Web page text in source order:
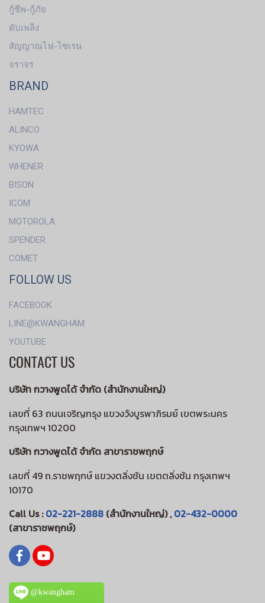
กู้ชีพ-กู้ภัย
ดับเพลิง
สัญญาณไฟ-ไซเรน
จราจร
BRAND
HAMTEC
ALINCO
KYOWA
WHENER
BISON
ICOM
MOTOROLA
SPENDER
COMET
FOLLOW US
FACEBOOK
LINE@KWANGHAM
YOUTUBE
CONTACT US
บริษัท กวางพูดได้ จำกัด (สำนักงานใหญ่)
เลขที่ 63 ถนนเจริญกรุง แขวงวังบูรพาภิรมย์ เขตพระนคร
กรุงเทพฯ 10200
บริษัท กวางพูดได้ จำกัด สาขาราชพฤกษ์
เลขที่ 49 ถ.ราชพฤกษ์ แขวงตลิ่งชัน เขตตลิ่งชัน กรุงเทพฯ
10170
Call Us :02-221-2888 (สำนักงานใหญ่) ,02-432-0000
(สาขาราชพฤกษ์)
@kwangham